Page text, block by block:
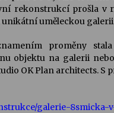
17. 7.
Varhanní
Klášteře
3. 7.
rekonstrukcí prošla v
uměleckou
proměny
objektu na galerii
OK Plan architects. S
galerie-